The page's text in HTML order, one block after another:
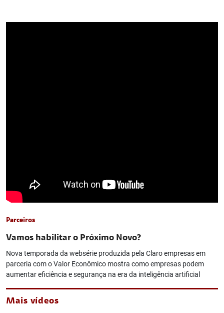
Parceiros
Vamos habilitar o Próximo Novo?
Nova temporada da websérie produzida pela Claro empresas em
parceria com o Valor Econômico mostra como empresas podem
aumentar eficiência e segurança na era da inteligência artificial
Mais vídeos